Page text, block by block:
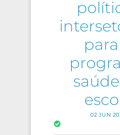
02 JUN